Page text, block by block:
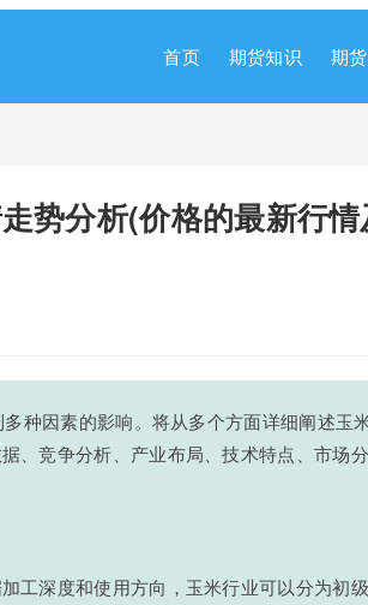
首页 期货知识 期
势分析(价格的最新行
种因素的影响。将从多个方面详细阐述玉
、竞争分析、产业布局、技术特点、市场
工深度和使用方向，玉米行业可以分为初